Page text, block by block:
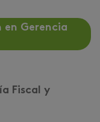
en Gerencia
Fiscal y